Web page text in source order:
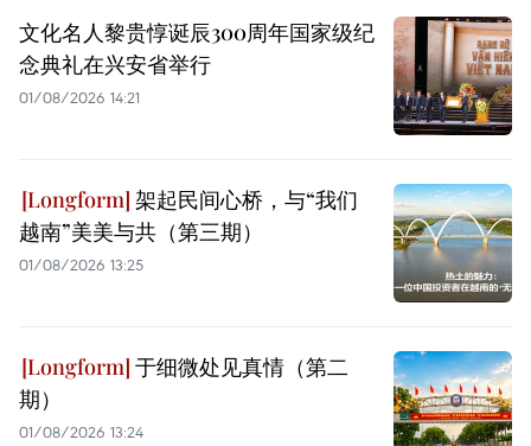
文化名人黎贵惇诞辰300周年国家级纪
念典礼在兴安省举行
01/08/2026 14:21
架起民间心桥，与“我们
越南”美美与共（第三期）
01/08/2026 13:25
于细微处见真情（第二
期）
01/08/2026 13:24